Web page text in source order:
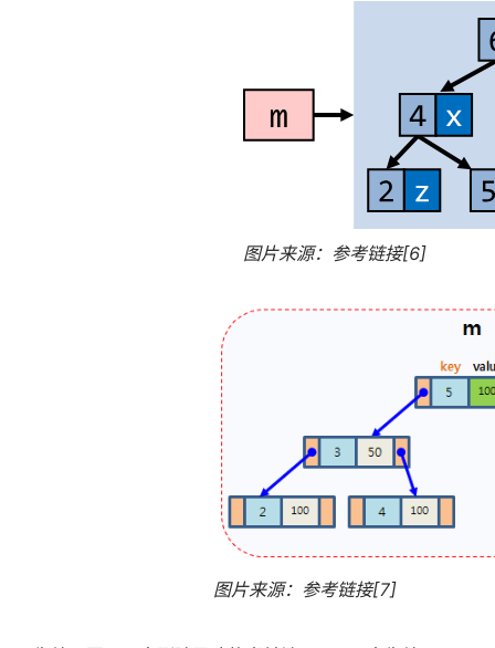
图片来源：参考链接[6]
图片来源：参考链接[7]